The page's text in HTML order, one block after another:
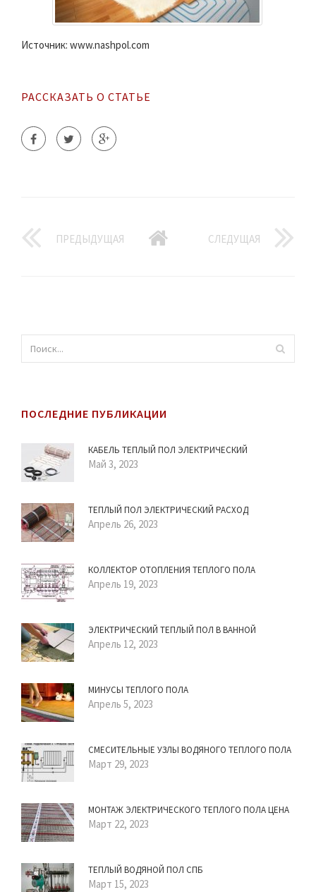
Источник: www.nashpol.com
РАССКАЗАТЬ О СТАТЬЕ
ПРЕДЫДУЩАЯ СЛЕДУЩАЯ
ПОСЛЕДНИЕ ПУБЛИКАЦИИ
КАБЕЛЬ ТЕПЛЫЙ ПОЛ ЭЛЕКТРИЧЕСКИЙ
Май 3, 2023
ТЕПЛЫЙ ПОЛ ЭЛЕКТРИЧЕСКИЙ РАСХОД
Апрель 26, 2023
КОЛЛЕКТОР ОТОПЛЕНИЯ ТЕПЛОГО ПОЛА
Апрель 19, 2023
ЭЛЕКТРИЧЕСКИЙ ТЕПЛЫЙ ПОЛ В ВАННОЙ
Апрель 12, 2023
МИНУСЫ ТЕПЛОГО ПОЛА
Апрель 5, 2023
СМЕСИТЕЛЬНЫЕ УЗЛЫ ВОДЯНОГО ТЕПЛОГО ПОЛА
Март 29, 2023
МОНТАЖ ЭЛЕКТРИЧЕСКОГО ТЕПЛОГО ПОЛА ЦЕНА
Март 22, 2023
ТЕПЛЫЙ ВОДЯНОЙ ПОЛ СПБ
Март 15, 2023